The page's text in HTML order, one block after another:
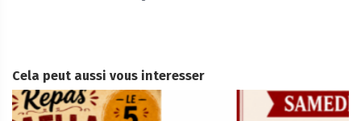
Cela peut aussi vous interesser